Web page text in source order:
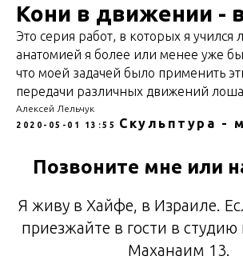
Кони в движении -
Это серия работ, в которых я учился
анатомией я более или менее уже
что моей задачей было применить
передачи различных движений
Алексей Лельчук
2020-05-01 13:55 Скульптура -
Позвоните мне или
Я живу в Хайфе, в Израиле.
приезжайте в гости в студию
Маханаим 13.